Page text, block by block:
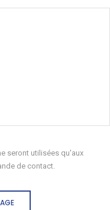
seront utilisées qu'aux
de contact.